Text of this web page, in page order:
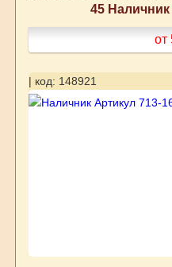
45 Наличник
от
| код: 148921